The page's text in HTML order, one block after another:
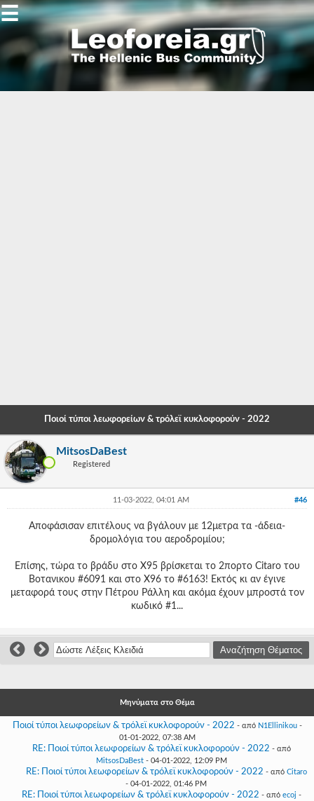
Gallery
-
-
-
-
-
σου,
Επισκέπτη!
Εγγραφή
☰
Ποιοί τύποι λεωφορείων & τρόλεϊ κυκλοφορούν - 2022
MitsosDaBest
Registered
#46
11-03-2022, 04:01 AM
Αποφάσισαν επιτέλους να βγάλουν με 12μετρα τα -άδεια-
δρομολόγια του αεροδρομίου;
Επίσης, τώρα το βράδυ στο Χ95 βρίσκεται το 2πορτο Citaro του
Βοτανικου #6091 και στο Χ96 το #6163! Εκτός κι αν έγινε
μεταφορά τους στην Πέτρου Ράλλη και ακόμα έχουν μπροστά τον
κωδικό #1...
Μηνύματα στο Θέμα
Ποιοί τύποι λεωφορείων & τρόλεϊ κυκλοφορούν - 2022 - από N1Ellinikou-
01-01-2022, 07:38 AM
RE: Ποιοί τύποι λεωφορείων & τρόλεϊ κυκλοφορούν - 2022 - από
MitsosDaBest - 04-01-2022, 12:09 PM
RE: Ποιοί τύποι λεωφορείων & τρόλεϊ κυκλοφορούν - 2022 - από Citaro
- 04-01-2022, 01:46 PM
RE: Ποιοί τύποι λεωφορείων & τρόλεϊ κυκλοφορούν - 2022 - από ecoj -